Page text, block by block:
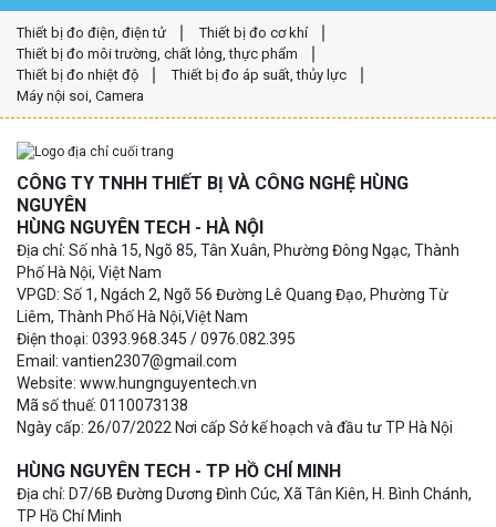
Thiết bị đo điện, điện tử
Thiết bị đo cơ khí
Thiết bị đo môi trường, chất lỏng, thực phẩm
Thiết bị đo nhiệt độ
Thiết bị đo áp suất, thủy lực
Máy nội soi, Camera
CÔNG TY TNHH THIẾT BỊ VÀ CÔNG NGHỆ HÙNG
NGUYÊN
HÙNG NGUYÊN TECH - HÀ NỘI
Địa chỉ: Số nhà 15, Ngõ 85, Tân Xuân, Phường Đông Ngạc, Thành
Phố Hà Nội, Việt Nam
VPGD: Số 1, Ngách 2, Ngõ 56 Đường Lê Quang Đạo, Phường Từ
Liêm, Thành Phố Hà Nội,Việt Nam
Điện thoại: 0393.968.345 / 0976.082.395
Email: vantien2307@gmail.com
Website: www.hungnguyentech.vn
Mã số thuế: 0110073138
Ngày cấp: 26/07/2022 Nơi cấp Sở kế hoạch và đầu tư TP Hà Nội
HÙNG NGUYÊN TECH - TP HỒ CHÍ MINH
Địa chỉ: D7/6B Đường Dương Đình Cúc, Xã Tân Kiên, H. Bình Chánh,
TP Hồ Chí Minh